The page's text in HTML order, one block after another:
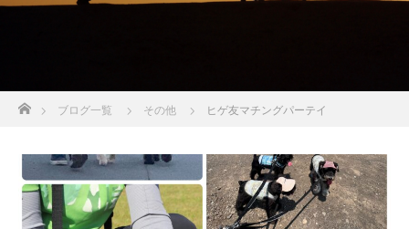
ブログ一覧 その他 ヒゲ友マチングパーテイ